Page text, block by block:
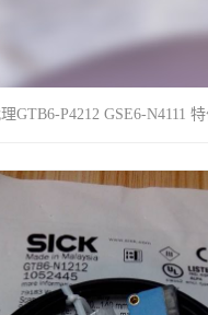
GTB6-P4212 GSE6-N4111